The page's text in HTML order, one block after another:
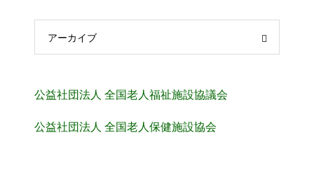
アーカイブ
公益社団法人 全国老人福祉施設協議会
公益社団法人 全国老人保健施設協会